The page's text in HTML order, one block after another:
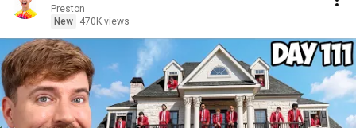
Preston
New
470K views